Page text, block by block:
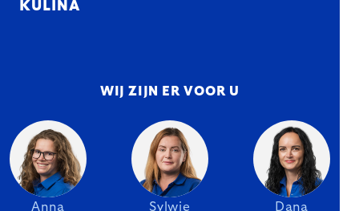
KULINA
WIJ ZIJN ER VOOR U
Anna Sylwie Dana